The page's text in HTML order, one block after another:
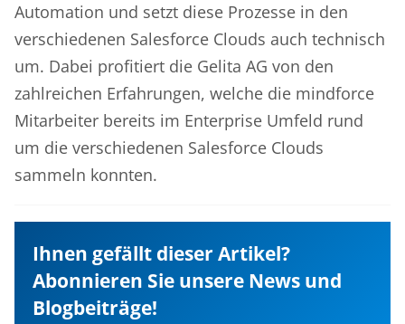
Automation und setzt diese Prozesse in den
verschiedenen Salesforce Clouds auch technisch
um. Dabei profitiert die Gelita AG von den
zahlreichen Erfahrungen, welche die mindforce
Mitarbeiter bereits im Enterprise Umfeld rund
um die verschiedenen Salesforce Clouds
sammeln konnten.
Ihnen gefällt dieser Artikel?
Abonnieren Sie unsere News und
Blogbeiträge!